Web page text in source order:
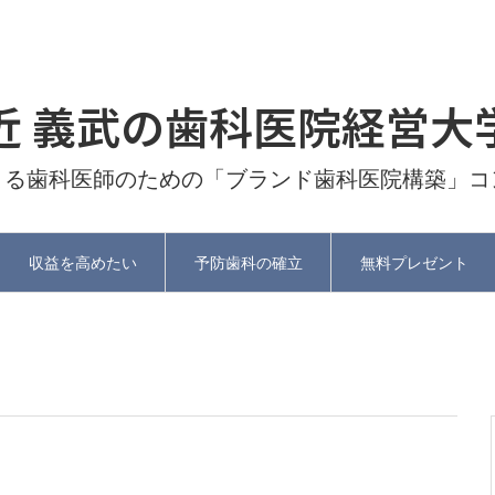
義武の歯科医院経営大
歯科医師のための「ブランド歯科医院構築」
収益を高めたい 予防歯科の確立 無料プレゼント